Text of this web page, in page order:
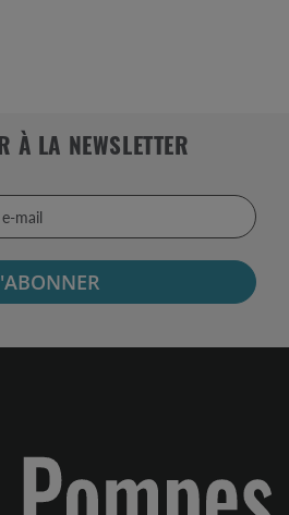
À LA NEWSLETTER